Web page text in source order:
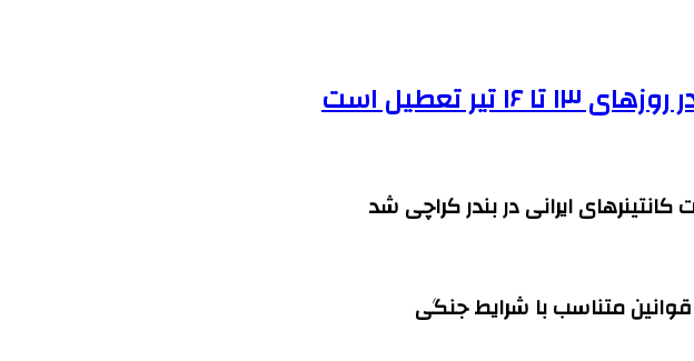
تیر تعطیل است
ایرانی در بندر کراچی شد
متناسب با شرایط جنگی